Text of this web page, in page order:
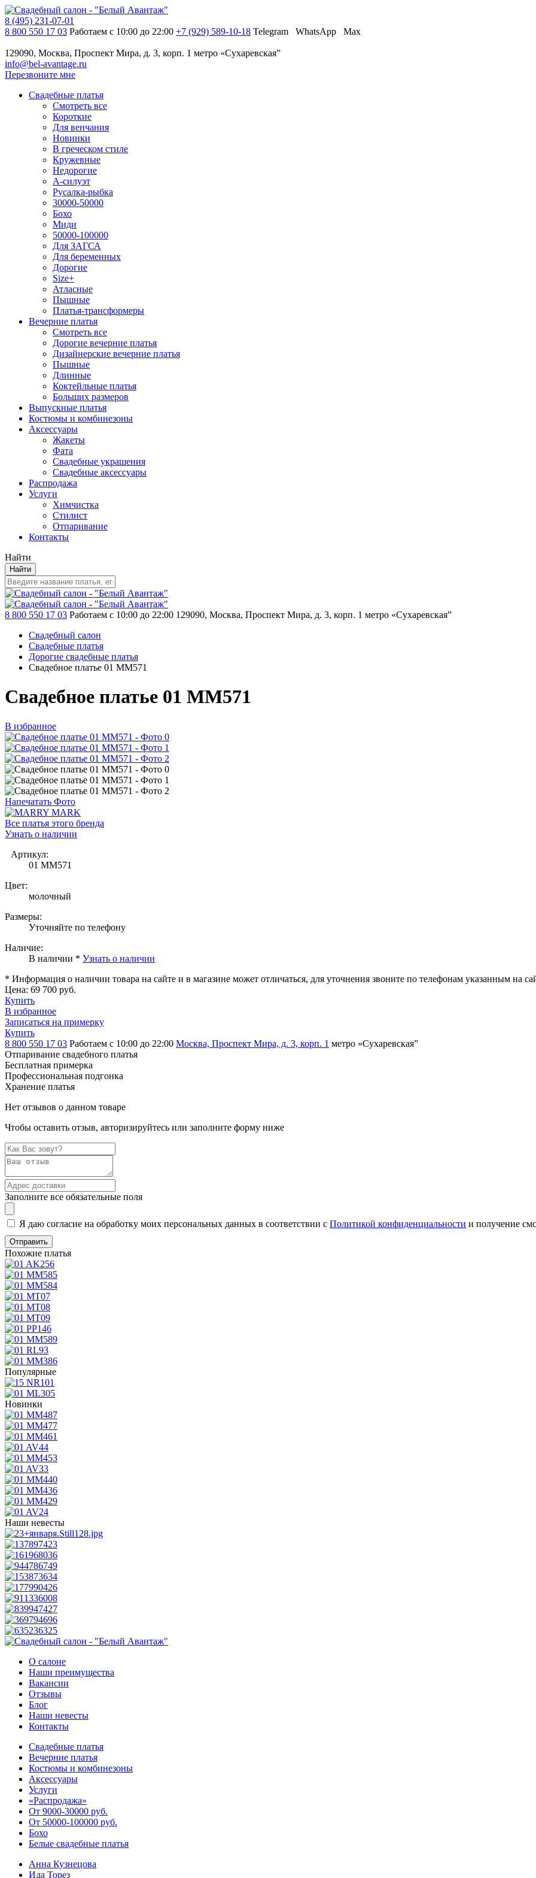
8 (495) 231-07-01
8 800 550 17 03 Работаем с 10:00 до 22:00 +7 (929) 589-10-18 Telegram WhatsApp Max
129090, Москва, Проспект Мира, д. 3, корп. 1 метро «Сухаревская”
info@bel-avantage.ru
Перезвоните мне
Свадебные платья
Смотреть все
Короткие
Для венчания
Новинки
В греческом стиле
Кружевные
Недорогие
А-силуэт
Русалка-рыбка
30000-50000
Бохо
Миди
50000-100000
Для ЗАГСА
Для беременных
Дорогие
Size+
Атласные
Пышные
Платья-трансформеры
Вечерние платья
Смотреть все
Дорогие вечерние платья
Дизайнерские вечерние платья
Пышные
Длинные
Коктейльные платья
Больших размеров
Выпускные платья
Костюмы и комбинезоны
Аксессуары
Жакеты
Фата
Свадебные украшения
Свадебные аксессуары
Распродажа
Услуги
Химчистка
Стилист
Отпаривание
Контакты
Найти
Найти
8 800 550 17 03 Работаем с 10:00 до 22:00 129090, Москва, Проспект Мира, д. 3, корп. 1 метро «Сухаревская”
Свадебный салон
Свадебные платья
Дорогие свадебные платья
Свадебное платье 01 MM571
Свадебное платье 01 MM571
В избранное
Напечатать Фото
Все платья этого бренда
Узнать о наличии
Артикул:
01 MM571
Цвет:
молочный
Размеры:
Уточняйте по телефону
Наличие:
В наличии * Узнать о наличии
* Информация о наличии товара на сайте и в магазине может отличаться, для уточнения звоните по телефонам указанным на
Цена: 69 700 руб.
Купить
В избранное
Записаться на примерку
Купить
8 800 550 17 03 Работаем с 10:00 до 22:00 Москва, Проспект Мира, д. 3, корп. 1 метро «Сухаревская”
Отпаривание свадебного платья
Бесплатная примерка
Профессиональная подгонка
Хранение платья
Нет отзывов о данном товаре
Чтобы оставить отзыв, авторизируйтесь или заполните форму ниже
Заполните все обязательные поля
Я даю согласие на обработку моих персональных данных в соответствии с Политикой конфиденциальности и получение
Похожие платья
Популярные
Новинки
Наши невесты
О салоне
Наши преимущества
Вакансии
Отзывы
Блог
Наши невесты
Контакты
Свадебные платья
Вечерние платья
Костюмы и комбинезоны
Аксессуары
Услуги
«Распродажа»
От 9000-30000 руб.
От 50000-100000 руб.
Бохо
Белые свадебные платья
Анна Кузнецова
Ида Торез